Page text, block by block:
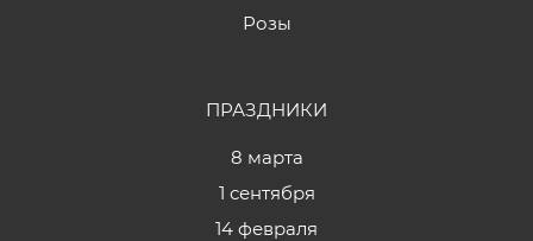
Розы
ПРАЗДНИКИ
8 марта
1 сентября
14 февраля